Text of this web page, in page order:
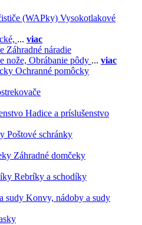
Vysokotlakové
... viac
Záhradné náradie
nože, Obrábanie pôdy ... viac
Ochranné pomôcky
Hadice a príslušenstvo
Poštové schránky
Záhradné domčeky
Rebríky a schodíky
Konvy, nádoby a sudy